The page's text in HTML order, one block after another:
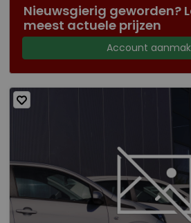
Nieuwsgierig geworden?
meest actuele prijzen
Account